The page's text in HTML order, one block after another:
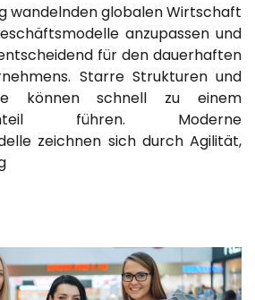
wandelnden globalen Wirtschaft
anzupassen und
für den dauerhaften
Starre Strukturen und
können schnell zu einem
führen. Moderne
zeichnen sich durch Agilität,